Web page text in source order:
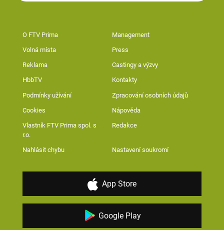
O FTV Prima Management
Volná místa Press
Reklama Castingy a výzvy
HbbTV Kontakty
Podmínky užívání Zpracování osobních údajů
Cookies Nápověda
Vlastník FTV Prima spol. s
r.o.
Redakce
Nahlásit chybu Nastavení soukromí
App Store
Google Play